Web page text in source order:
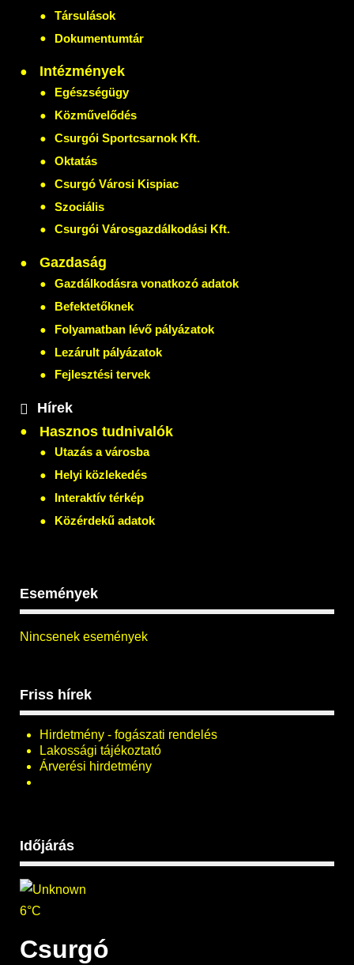
Társulások
Dokumentumtár
Intézmények
Egészségügy
Közművelődés
Csurgói Sportcsarnok Kft.
Oktatás
Csurgó Városi Kispiac
Szociális
Csurgói Városgazdálkodási Kft.
Gazdaság
Gazdálkodásra vonatkozó adatok
Befektetőknek
Folyamatban lévő pályázatok
Lezárult pályázatok
Fejlesztési tervek
Hírek
Hasznos tudnivalók
Utazás a városba
Helyi közlekedés
Interaktív térkép
Közérdekű adatok
Események
Nincsenek események
Friss hírek
Hirdetmény - fogászati rendelés
Lakossági tájékoztató
Árverési hirdetmény
Időjárás
6°C
Csurgó